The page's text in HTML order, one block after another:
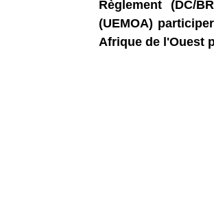
Règlement (DC/
(UEMOA)
Afrique de l'Ouest